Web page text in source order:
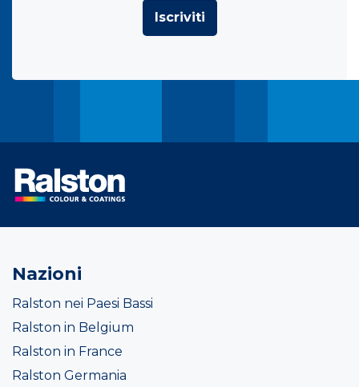
Iscriviti
Nazioni
Ralston nei Paesi Bassi
Ralston in Belgium
Ralston in France
Ralston Germania